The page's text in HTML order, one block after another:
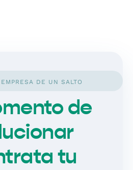
DE UN SALTO
de
tu